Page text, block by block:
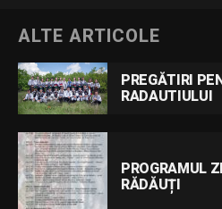
ALTE ARTICOLE
PREGĂTIRI
RADAUTIULUI
PROGRAMUL
RĂDĂUȚI